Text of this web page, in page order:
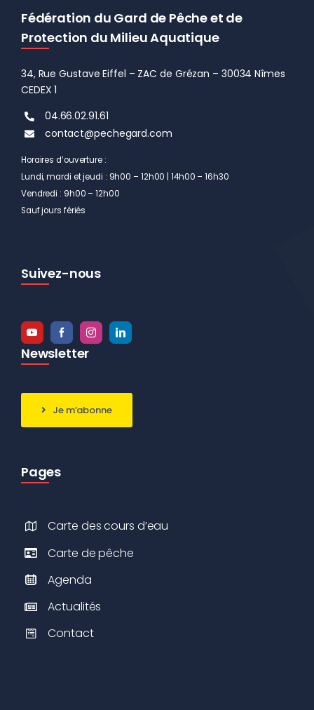
Fédération du Gard de Pêche et de
Protection du Milieu Aquatique
34, Rue Gustave Eiffel – ZAC de Grézan – 30034 Nîmes
CEDEX 1
04.66.02.91.61
contact@pechegard.com
Horaires d’ouverture :
Lundi, mardi et jeudi : 9h00 – 12h00 | 14h00 – 16h30
Vendredi : 9h00 – 12h00
Sauf jours fériés
Suivez-nous
Newsletter
Je m’abonne
Pages
Carte des cours d’eau
Carte de pêche
Agenda
Actualités
Contact